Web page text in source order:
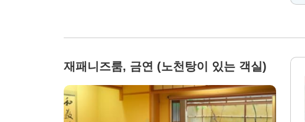
재패니즈룸, 금연 (노천탕이 있는 객실)